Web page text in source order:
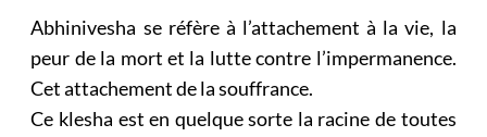
Abhinivesha se réfère à l’attachement à la vie, la
peur de la mort et la lutte contre l’impermanence.
Cet attachement de la souffrance.
Ce klesha est en quelque sorte la racine de toutes